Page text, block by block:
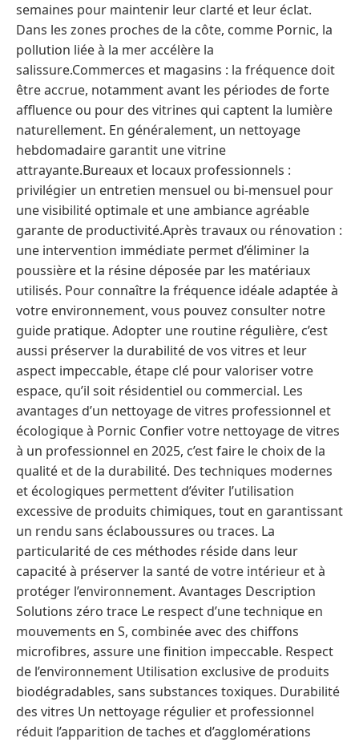
semaines pour maintenir leur clarté et leur éclat.
Dans les zones proches de la côte, comme Pornic, la
pollution liée à la mer accélère la
salissure.Commerces et magasins : la fréquence doit
être accrue, notamment avant les périodes de forte
affluence ou pour des vitrines qui captent la lumière
naturellement. En généralement, un nettoyage
hebdomadaire garantit une vitrine
attrayante.Bureaux et locaux professionnels :
privilégier un entretien mensuel ou bi-mensuel pour
une visibilité optimale et une ambiance agréable
garante de productivité.Après travaux ou rénovation :
une intervention immédiate permet d’éliminer la
poussière et la résine déposée par les matériaux
utilisés. Pour connaître la fréquence idéale adaptée à
votre environnement, vous pouvez consulter notre
guide pratique. Adopter une routine régulière, c’est
aussi préserver la durabilité de vos vitres et leur
aspect impeccable, étape clé pour valoriser votre
espace, qu’il soit résidentiel ou commercial. Les
avantages d’un nettoyage de vitres professionnel et
écologique à Pornic Confier votre nettoyage de vitres
à un professionnel en 2025, c’est faire le choix de la
qualité et de la durabilité. Des techniques modernes
et écologiques permettent d’éviter l’utilisation
excessive de produits chimiques, tout en garantissant
un rendu sans éclaboussures ou traces. La
particularité de ces méthodes réside dans leur
capacité à préserver la santé de votre intérieur et à
protéger l’environnement. Avantages Description
Solutions zéro trace Le respect d’une technique en
mouvements en S, combinée avec des chiffons
microfibres, assure une finition impeccable. Respect
de l’environnement Utilisation exclusive de produits
biodégradables, sans substances toxiques. Durabilité
des vitres Un nettoyage régulier et professionnel
réduit l’apparition de taches et d’agglomérations